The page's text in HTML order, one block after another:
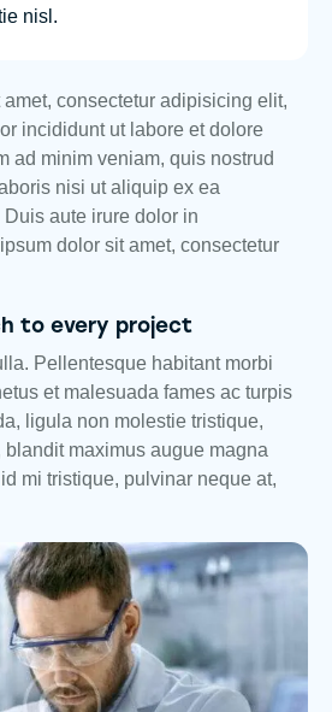
nisl.
consectetur adipisicing elit,
incididunt ut labore et dolore
ad minim veniam, quis nostrud
nisi ut aliquip ex ea
aute irure dolor in
dolor sit amet, consectetur
to every project
Pellentesque habitant morbi
et malesuada fames ac turpis
ligula non molestie tristique,
maximus augue magna
mi tristique, pulvinar neque at,